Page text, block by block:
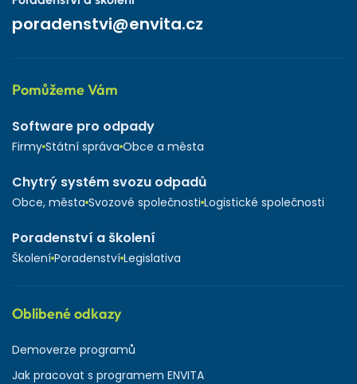
poradenstvi@envita.cz
Pomůžeme Vám
Software pro odpady
Firmy Státní správa Obce a města
Chytrý systém svozu odpadů
Obce, města Svozové společnosti Logistické společnosti
Poradenství a školení
Školení Poradenství Legislativa
Oblíbené odkazy
Demoverze programů
Jak pracovat s programem ENVITA